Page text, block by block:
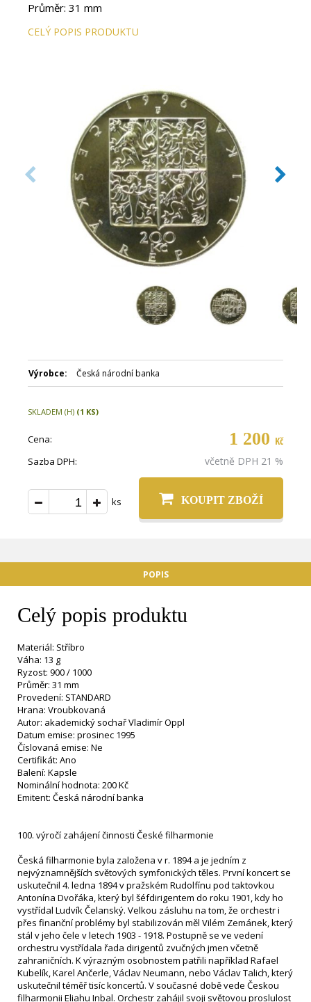
Průměr: 31 mm
Provedení: STANDARD
Číslovaná emise: Ne
Balení: Kapsle
Nominální hodnota: 200 Kč
Emitent: Česká národní banka
CELÝ POPIS PRODUKTU
Výrobce: Česká národní banka
SKLADEM (H) (1 KS)
Cena: 1 200 Kč
Sazba DPH: včetně DPH 21 %
ks KOUPIT ZBOŽÍ
POPIS
Celý popis produktu
Materiál: Stříbro
Váha: 13 g
Ryzost: 900 / 1000
Průměr: 31 mm
Provedení: STANDARD
Hrana: Vroubkovaná
Autor: akademický sochař Vladimír Oppl
Datum emise: prosinec 1995
Číslovaná emise: Ne
Certifikát: Ano
Balení: Kapsle
Nominální hodnota: 200 Kč
Emitent: Česká národní banka
100. výročí zahájení činnosti České filharmonie
Česká filharmonie byla založena v r. 1894 a je jedním z
nejvýznamnějších světových symfonických těles. První koncert se
uskutečnil 4. ledna 1894 v pražském Rudolfínu pod taktovkou
Antonína Dvořáka, který byl šéfdirigentem do roku 1901, kdy ho
vystřídal Ludvík Čelanský. Velkou zásluhu na tom, že orchestr i
přes finanční problémy byl stabilizován měl Vilém Zemánek, který
stál v jeho čele v letech 1903 - 1918. Postupně se ve vedení
orchestru vystřídala řada dirigentů zvučných jmen včetně
zahraničních. K výrazným osobnostem patřili například Rafael
Kubelík, Karel Ančerle, Václav Neumann, nebo Václav Talich, který
uskutečnil téměř tisíc koncertů. V současné době vede Českou
filharmonii Eliahu Inbal. Orchestr zahájil svoji světovou proslulost